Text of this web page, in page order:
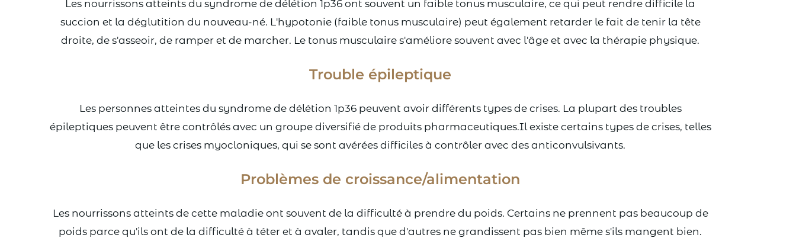
Les nourrissons atteints du syndrome de délétion 1p36 ont souvent un faible tonus musculaire, ce qui peut rendre difficile la
succion et la déglutition du nouveau-né. L'hypotonie (faible tonus musculaire) peut également retarder le fait de tenir la tête
droite, de s'asseoir, de ramper et de marcher. Le tonus musculaire s'améliore souvent avec l'âge et avec la thérapie physique.
Trouble épileptique
Les personnes atteintes du syndrome de délétion 1p36 peuvent avoir différents types de crises. La plupart des troubles
épileptiques peuvent être contrôlés avec un groupe diversifié de produits pharmaceutiques.Il existe certains types de crises, telles
que les crises myocloniques, qui se sont avérées difficiles à contrôler avec des anticonvulsivants.
Problèmes de croissance/alimentation
Les nourrissons atteints de cette maladie ont souvent de la difficulté à prendre du poids. Certains ne prennent pas beaucoup de
poids parce qu'ils ont de la difficulté à téter et à avaler, tandis que d'autres ne grandissent pas bien même s'ils mangent bien.